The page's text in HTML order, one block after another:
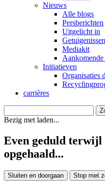
Nieuws
Alle blogs
Persberichten
Uitgelicht in
Getuigenissen
Mediakit
Aankomende
Initiatieven
Organisaties
carrières
Bezig met laden...
Even geduld terwijl
opgehaald...
Sluiten en doorgaan Stop met